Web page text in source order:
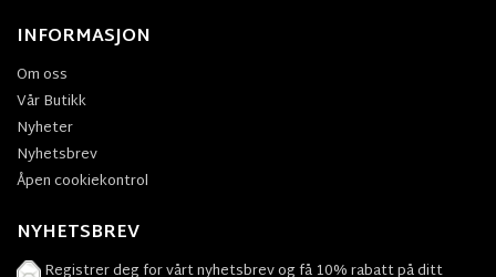
INFORMASJON
Om oss
Vår Butikk
Nyheter
Nyhetsbrev
Åpen cookiekontrol
NYHETSBREV